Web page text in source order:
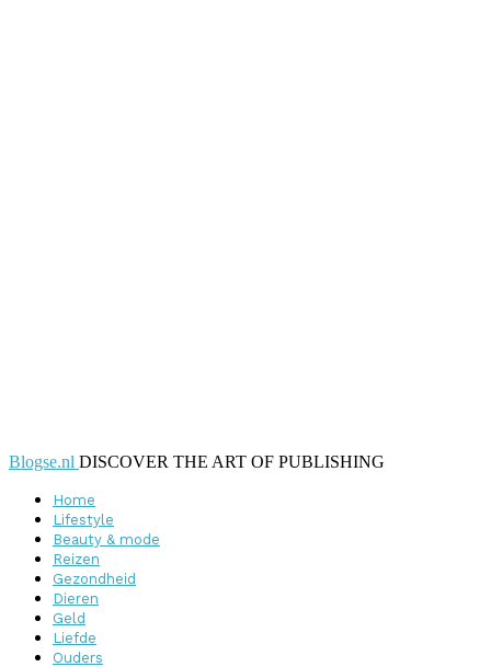
Blogse.nl DISCOVER THE ART OF PUBLISHING
Home
Lifestyle
Beauty & mode
Reizen
Gezondheid
Dieren
Geld
Liefde
Ouders